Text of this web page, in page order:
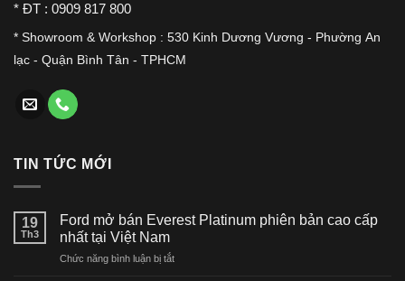
* ĐT : 0909 817 800
* Showroom & Workshop : 530 Kinh Dương Vương - Phường An
lạc - Quận Bình Tân - TPHCM
TIN TỨC MỚI
19
Th3
Ford mở bán Everest Platinum phiên bản cao cấp
nhất tại Việt Nam
Chức năng bình luận bị tắtở